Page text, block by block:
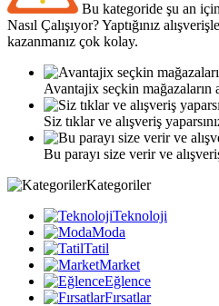
Bu kategoride şu an
Nasıl Çalışıyor?Yaptığınız
kazanmanız çok kolay.
Avantajix seçkin mağazaların
Siz tıklar ve alışveriş
Bu parayı size verir ve
Kategoriler
Teknoloji
Moda
Tatil
Market
Eğlence
Fırsatlar